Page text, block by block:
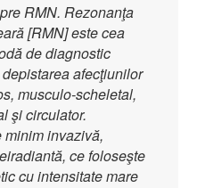
RMN. Rezonanţa
[RMN] este cea
de diagnostic
afecţiunilor
musculo-scheletal,
şi circulator.
minim invazivă,
ce foloseşte
cu intensitate mare